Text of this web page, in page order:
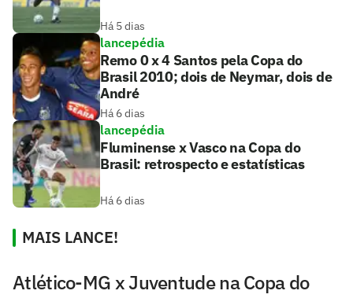
Há 5 dias
lancepédia
Remo 0 x 4 Santos pela Copa do
Brasil 2010; dois de Neymar, dois de
André
Há 6 dias
lancepédia
Fluminense x Vasco na Copa do
Brasil: retrospecto e estatísticas
Há 6 dias
MAIS LANCE!
Atlético-MG x Juventude na Copa do